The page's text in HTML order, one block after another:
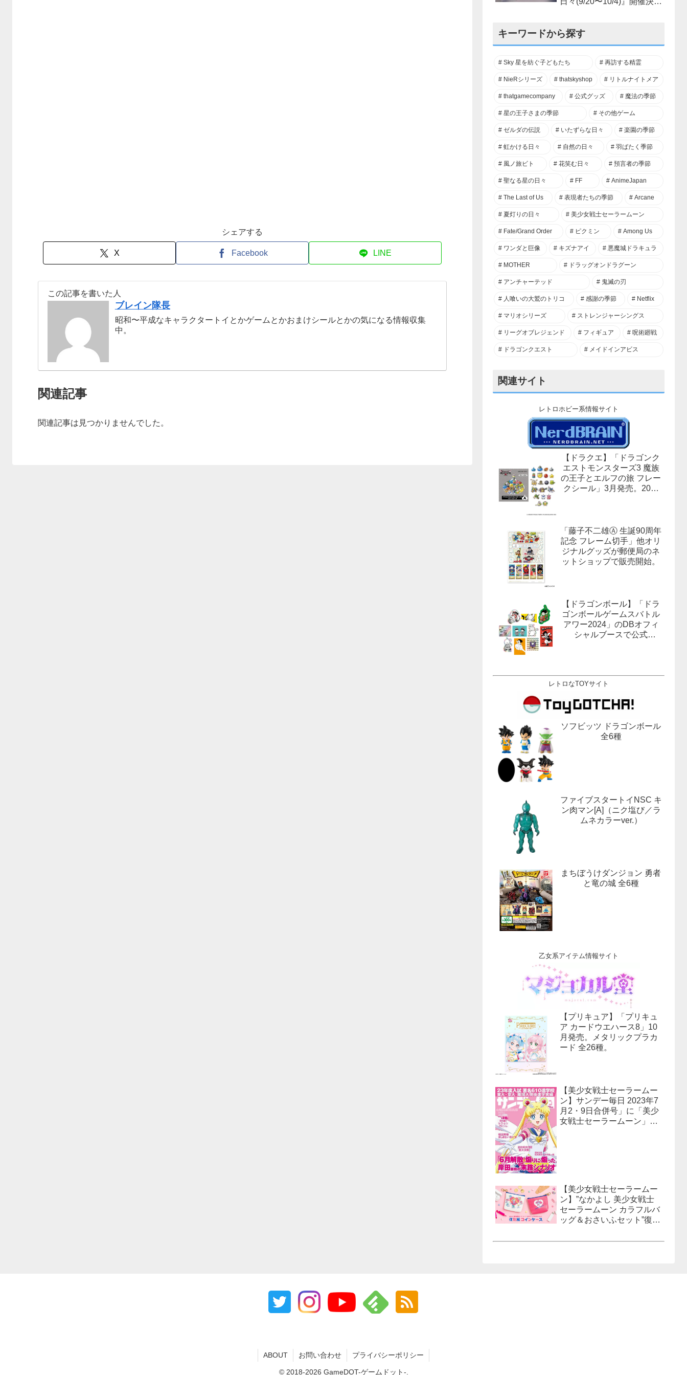
シェアする
X Facebook LINE
この記事を書いた人
ブレイン隊長
昭和〜平成なキャラクタートイとかゲームとかおまけシールとかの気になる情報収集
中。
関連記事
関連記事は見つかりませんでした。
キーワードから探す
Sky 星を紡ぐ子どもたち 再訪する精霊
NieRシリーズ thatskyshop リトルナイトメア
thatgamecompany 公式グッズ 魔法の季節
星の王子さまの季節 その他ゲーム
ゼルダの伝説 いたずらな日々 楽園の季節
虹かける日々 自然の日々 羽ばたく季節
風ノ旅ビト 花笑む日々 預言者の季節
聖なる星の日々 FF AnimeJapan
The Last of Us 表現者たちの季節 Arcane
夏灯りの日々 美少女戦士セーラームーン
Fate/Grand Order ピクミン Among Us
ワンダと巨像 キズナアイ 悪魔城ドラキュラ
MOTHER ドラッグオンドラグーン
アンチャーテッド 鬼滅の刃
人喰いの大鷲のトリコ 感謝の季節 Netflix
マリオシリーズ ストレンジャーシングス
リーグオブレジェンド フィギュア 呪術廻戦
ドラゴンクエスト メイドインアビス
関連サイト
レトロホビー系情報サイト
【ドラクエ】「ドラゴンク
エストモンスターズ3 魔族
の王子とエルフの旅 フレー
クシール」3月発売。20柄
「藤子不二雄Ⓐ 生誕90周年
記念 フレーム切手」他オリ
ジナルグッズが郵便局のネ
ットショップで販売開始。
【ドラゴンボール】「ドラ
ゴンボールゲームスバトル
アワー2024」のDBオフィ
シャルブースで公式
る。1月27日,28日@ロサン
ゼルス。
レトロなTOYサイト
ソフビッツ ドラゴンボール
全6種
ファイブスタートイNSC キ
ン肉マン[A]（ニク塩び／ラ
ムネカラーver.）
まちぼうけダンジョン 勇者
と竜の城 全6種
乙女系アイテム情報サイト
【プリキュア】「プリキュ
ア カードウエハース8」10
月発売。メタリックプラカ
ード 全26種。
【美少女戦士セーラームー
ン】サンデー毎日 2023年7
月2・9日合併号」に「美少
女戦士セーラームーン」30
【美少女戦士セーラームー
ン】”なかよし 美少女戦士
セーラームーン カラフルバ
ッグ＆おさいふセット”復刻
定！
ABOUT お問い合わせ プライバシーポリシー
© 2018-2026 GameDOT-ゲームドット-.